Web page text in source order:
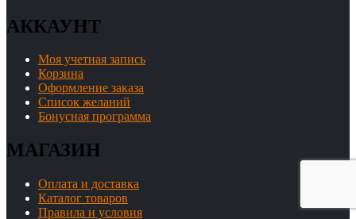
АККАУНТ
Моя учетная запись
Корзина
Оформление заказа
Список желаний
Бонусная программа
МАГАЗИН
Оплата и доставка
Каталог товаров
Правила и условия